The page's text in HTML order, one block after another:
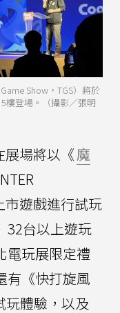
Show，TGS）將於
樓登場。（攝影／張明
展場將以《魔
市遊戲進行試玩
32台以上遊玩
電玩展限定禮
有《快打旋風
玩體驗，以及